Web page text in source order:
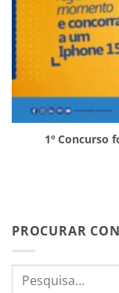
1º Concurso
PROCURAR